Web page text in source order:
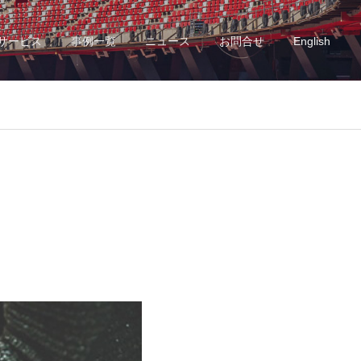
ービス 事例一覧 ニュース お問合せ English